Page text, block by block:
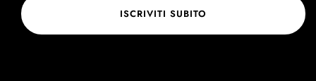
ISCRIVITI SUBITO